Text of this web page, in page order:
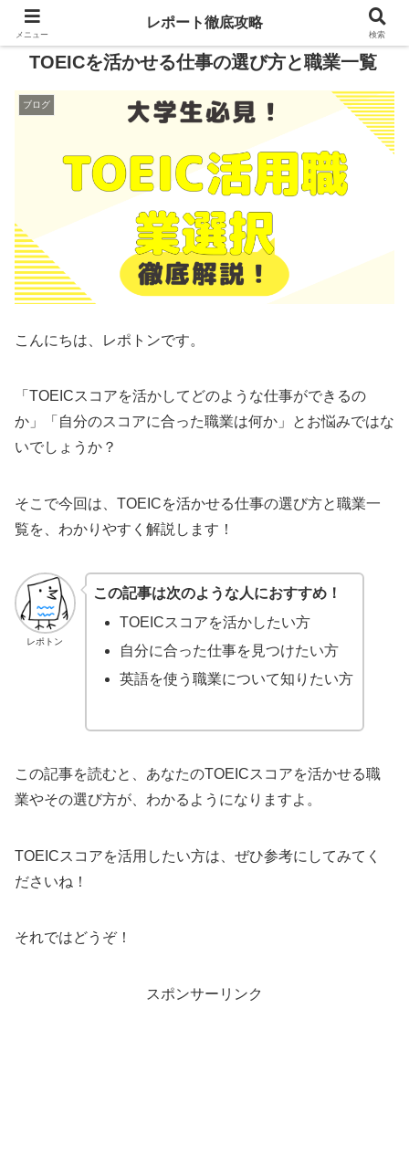
TOEICを活かせる仕事の選び方と職業一覧
ブログ
こんにちは、レポトンです。
「TOEICスコアを活かしてどのような仕事ができるの
か」「自分のスコアに合った職業は何か」とお悩みではな
いでしょうか？
そこで今回は、TOEICを活かせる仕事の選び方と職業一
覧を、わかりやすく解説します！
レポトン
この記事は次のような人におすすめ！
TOEICスコアを活かしたい方
自分に合った仕事を見つけたい方
英語を使う職業について知りたい方
この記事を読むと、あなたのTOEICスコアを活かせる職
業やその選び方が、わかるようになりますよ。
TOEICスコアを活用したい方は、ぜひ参考にしてみてく
ださいね！
それではどうぞ！
スポンサーリンク
メニュー
レポート徹底攻略
検索